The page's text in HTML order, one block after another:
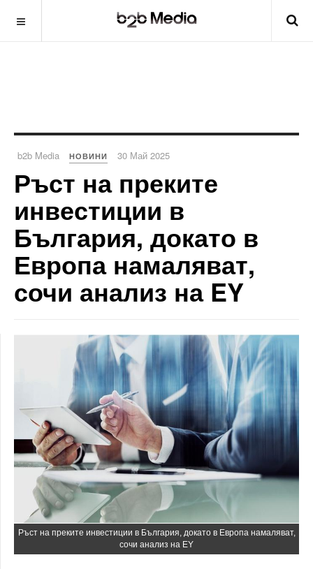
b2b Media НОВИНИ 30 Май 2025
Ръст на преките
инвестиции в
България, докато в
Европа намаляват,
сочи анализ на EY
Ръст на преките инвестиции в България, докато в Европа намаляват,
сочи анализ на EY